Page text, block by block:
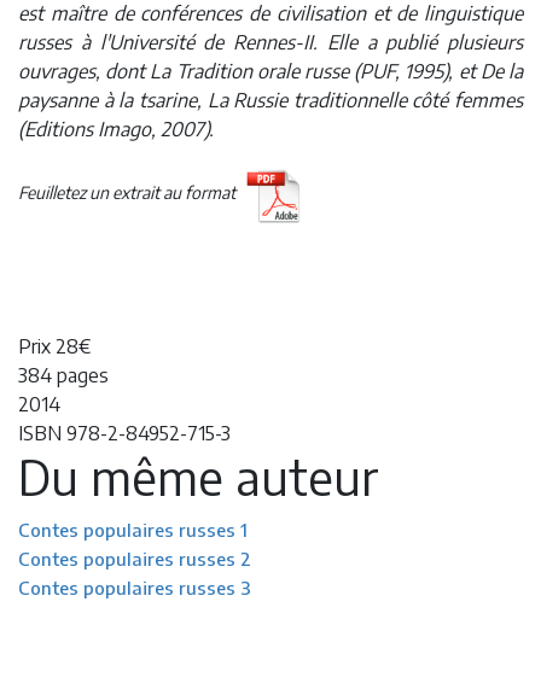
est maître de conférences de civilisation et de linguistique
russes à l'Université de Rennes-II. Elle a publié plusieurs
ouvrages, dont La Tradition orale russe (PUF, 1995), et De la
paysanne à la tsarine, La Russie traditionnelle côté femmes
(Editions Imago, 2007).
Feuilletez un extrait au format
Prix 28€
384 pages
2014
ISBN 978-2-84952-715-3
Du même auteur
Contes populaires russes 1
Contes populaires russes 2
Contes populaires russes 3